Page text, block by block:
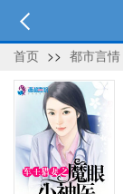
首页 >> 都市言情